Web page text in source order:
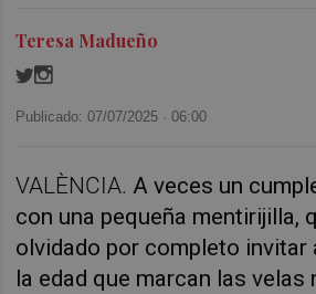
Teresa Madueño
Publicado: 07/07/2025 ·06:00
VALÈNCIA. A veces un
con una pequeña mentirijilla,
olvidado por completo invitar
la edad que marcan las velas